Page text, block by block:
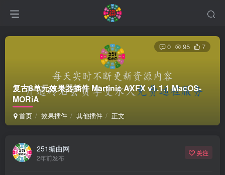
复古8单元效果器插件 Martinic AXFX v1.1.1 MacOS-
MORiA
首页 效果插件 其他插件 正文
0 95 7
251编曲网
2年前发布
关注